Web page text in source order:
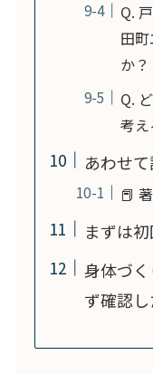
Q.
田
か？
Q.
考え
あわせ
📕
まずは
身体づ
ず確認